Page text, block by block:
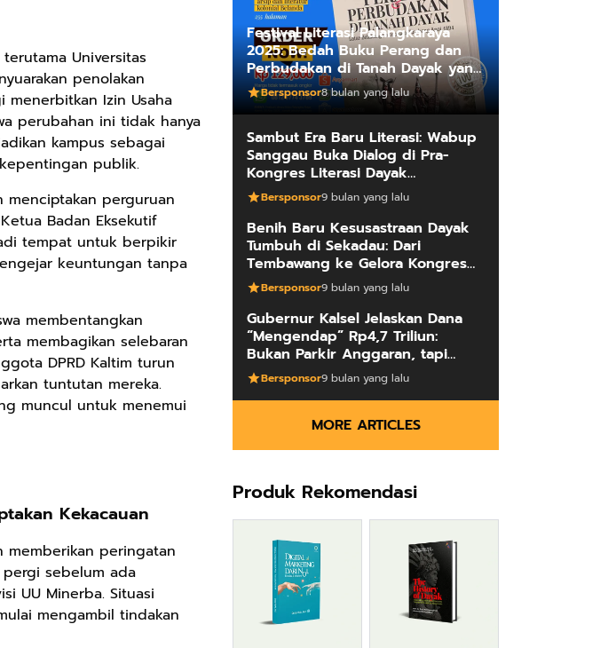
Universitas
penolakan
Izin Usaha
perubahan ini tidak hanya
kampus sebagai
publik.
menciptakan perguruan
Badan Eksekutif
tempat untuk berpikir
keuntungan tanpa
membentangkan
membagikan selebaran
DPRD Kaltim turun
tuntutan mereka.
muncul untuk menemui
Kekacauan
peringatan
pergi sebelum ada
UU Minerba. Situasi
mengambil tindakan
Festival Literasi Palangkaraya
2025: Bedah Buku Perang dan
Perbudakan di Tanah Dayak yang
Mengungkap Kebenaran Fakta
Sejarah
Bersponsor8 bulan yang lalu
Sambut Era Baru Literasi: Wabup
Sanggau Buka Dialog di Pra-
Kongres Literasi Dayak
Internasional
Bersponsor9 bulan yang lalu
Benih Baru Kesusastraan Dayak
Tumbuh di Sekadau: Dari
Tembawang ke Gelora Kongres
Penulis
Bersponsor9 bulan yang lalu
Gubernur Kalsel Jelaskan Dana
“Mengendap” Rp4,7 Triliun:
Bukan Parkir Anggaran, tapi
Manajemen Kas Daerah
Bersponsor9 bulan yang lalu
MORE ARTICLES
Produk Rekomendasi